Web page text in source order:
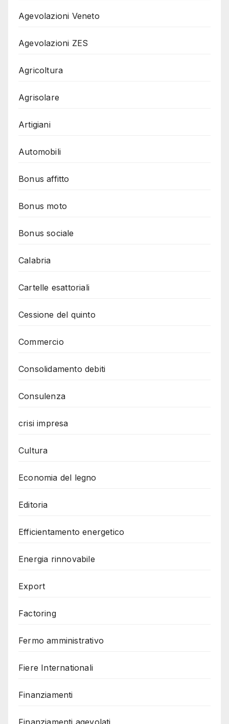
Agevolazioni Veneto
Agevolazioni ZES
Agricoltura
Agrisolare
Artigiani
Automobili
Bonus affitto
Bonus moto
Bonus sociale
Calabria
Cartelle esattoriali
Cessione del quinto
Commercio
Consolidamento debiti
Consulenza
crisi impresa
Cultura
Economia del legno
Editoria
Efficientamento energetico
Energia rinnovabile
Export
Factoring
Fermo amministrativo
Fiere Internationali
Finanziamenti
Finanziamenti agevolati